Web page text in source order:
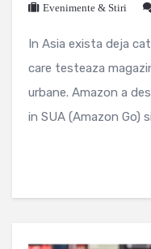
Evenimente & Stiri
In Asia exista deja
care testeaza
urbane. Amazon a
in SUA (Amazon Go)